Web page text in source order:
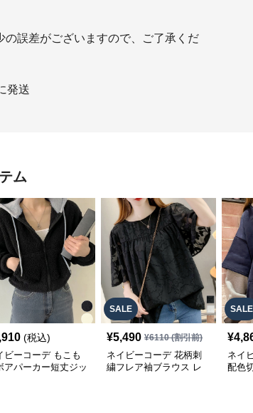
誤差がございますので、ご了承くだ
発送
ム
(税込)
ビーコーデ もこも
アパーカー短丈ジッ
SALE
¥5,490 ¥6110(割引前)
ネイビーコーデ 花柄刺
繍フレア袖ブラウス レ
SALE
¥
ネイ
配色